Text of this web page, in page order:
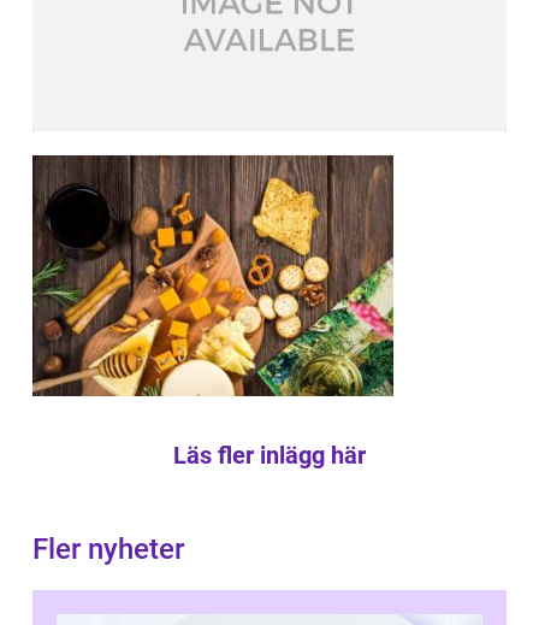
Läs fler inlägg här
Fler nyheter